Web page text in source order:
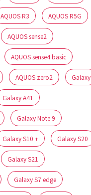
AQUOS R3 AQUOS R5G
AQUOS sense2
AQUOS sense4 basic
AQUOS zero2 Galaxy
Galaxy A41
Galaxy Note 9
Galaxy S10 + Galaxy S20
Galaxy S21
Galaxy S7 edge